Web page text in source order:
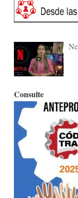
Consulte